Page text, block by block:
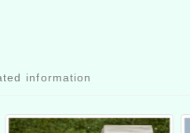
information